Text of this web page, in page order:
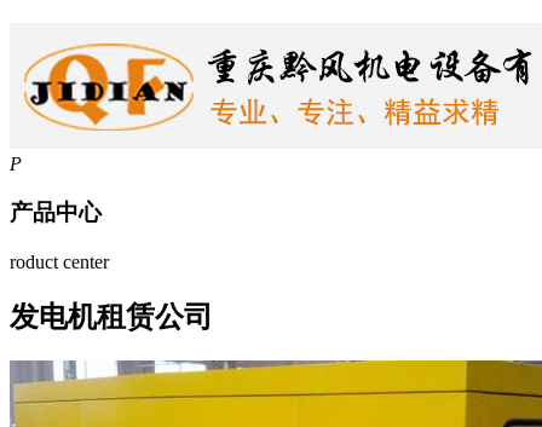
P
产品中心
roduct center
发电机租赁公司